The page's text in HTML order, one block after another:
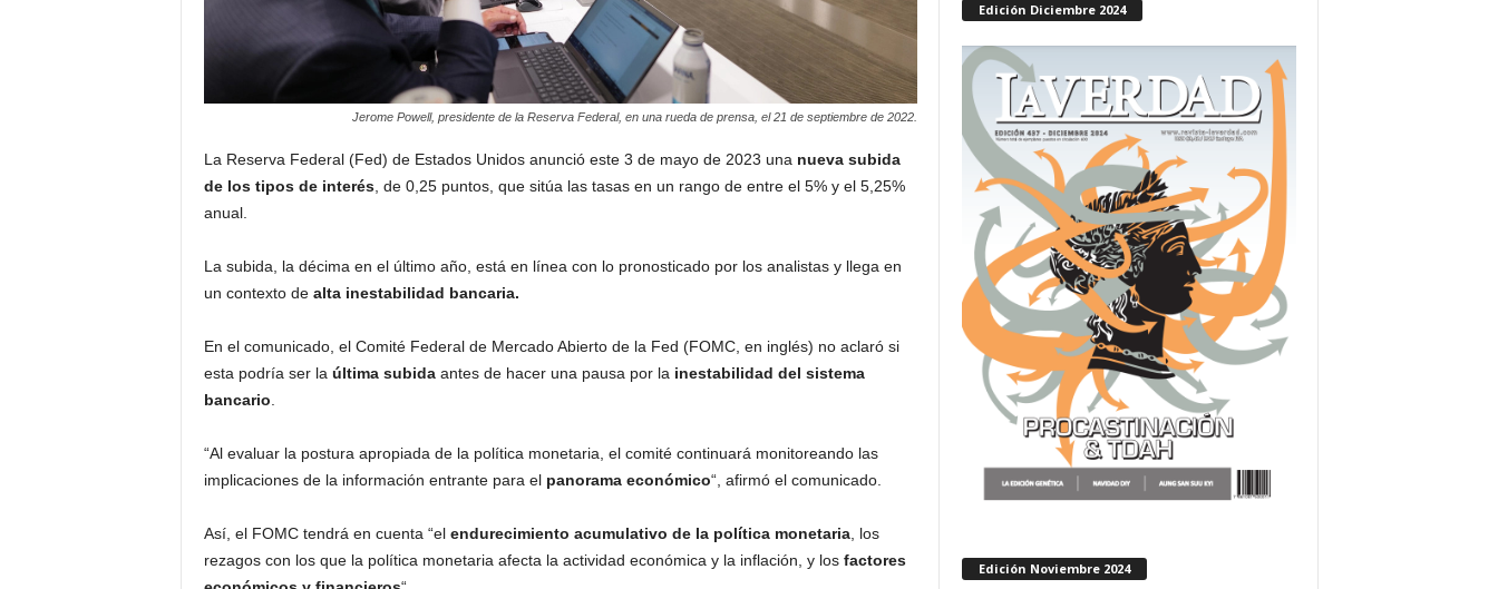
Jerome Powell, presidente de la Reserva Federal, en una rueda de prensa, el 21 de septiembre de 2022.
La Reserva Federal (Fed) de Estados Unidos anunció este 3 de mayo de 2023 una nueva subida
de los tipos de interés, de 0,25 puntos, que sitúa las tasas en un rango de entre el 5% y el 5,25%
anual.
La subida, la décima en el último año, está en línea con lo pronosticado por los analistas y llega en
un contexto de alta inestabilidad bancaria.
En el comunicado, el Comité Federal de Mercado Abierto de la Fed (FOMC, en inglés) no aclaró si
esta podría ser la última subidaantes de hacer una pausa por la inestabilidad del sistema
bancario
“Al evaluar la postura apropiada de la política monetaria, el comité continuará monitoreando las
implicaciones de la información entrante para el panorama económico“, afirmó el comunicado.
Así, el FOMC tendrá en cuenta “el endurecimiento acumulativo de la política monetaria, los
rezagos con los que la política monetaria afecta la actividad económica y la inflación, y los factores
Edición Diciembre 2024
Edición Noviembre 2024